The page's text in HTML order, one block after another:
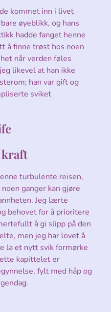
kommet inn i livet
øyeblikk, og hans
hadde fanget henne
å finne trøst hos noen
når verden føles
likevel at han ikke
han var gift og
sviket
kraft
turbulente reisen,
ganger kan gjøre
Jeg lærte
behovet for å prioritere
å gi slipp på den
men jeg har lovet å
la et nytt svik formørke
kapittelet er
fylt med håp og